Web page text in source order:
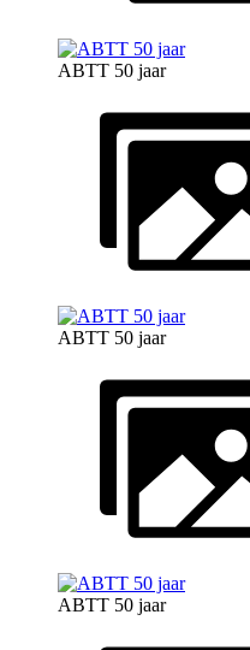
ABTT 50 jaar
ABTT 50 jaar
ABTT 50 jaar